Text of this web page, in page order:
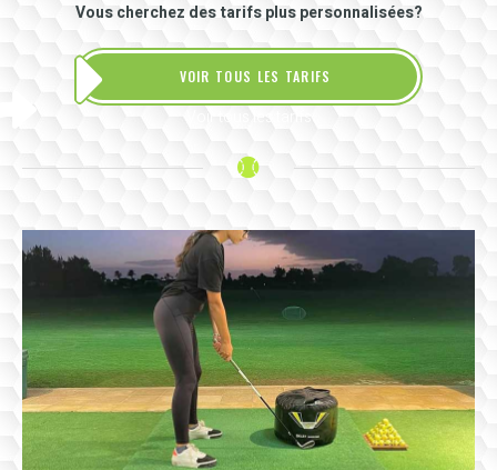
Vous cherchez des tarifs plus personnalisées?
VOIR TOUS LES TARIFS